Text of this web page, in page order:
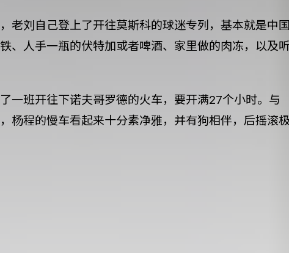
老刘自己登上了开往莫斯科的球迷专列，基本就是中国
、人手一瓶的伏特加或者啤酒、家里做的肉冻，以及听
一班开往下诺夫哥罗德的火车，要开满27个小时。与
杨程的慢车看起来十分素净雅，并有狗相伴，后摇滚